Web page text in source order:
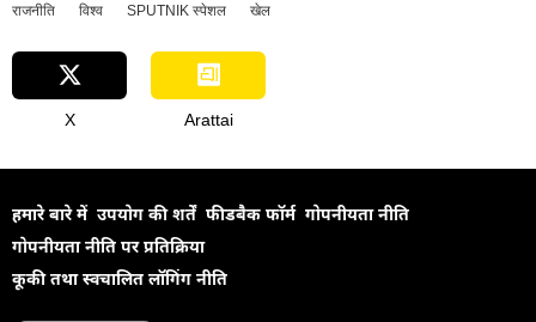
राजनीति विश्व SPUTNIK स्पेशल खेल
X Arattai
हमारे बारे में उपयोग की शर्तें फीडबैक फॉर्म गोपनीयता नीति
गोपनीयता नीति पर प्रतिक्रिया
कूकी तथा स्वचालित लॉगिंग नीति